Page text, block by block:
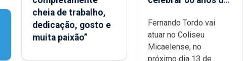
cheia de trabalho,
dedicação, gosto e
muita paixão”
Micaelense
Fernando Tordo vai
atuar no Coliseu
Micaelense, no
próximo dia 13 de...